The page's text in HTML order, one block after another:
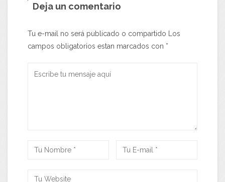
Deja un comentario
Tu e-mail no será publicado o compartido Los
campos obligatorios estan marcados con *